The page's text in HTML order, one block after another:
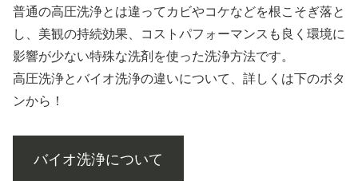
普通の高圧洗浄とは違ってカビやコケなどを根こそぎ落と
し、美観の持続効果、コストパフォーマンスも良く環境に
影響が少ない特殊な洗剤を使った洗浄方法です。
高圧洗浄とバイオ洗浄の違いについて、詳しくは下のボタ
ンから！
バイオ洗浄について